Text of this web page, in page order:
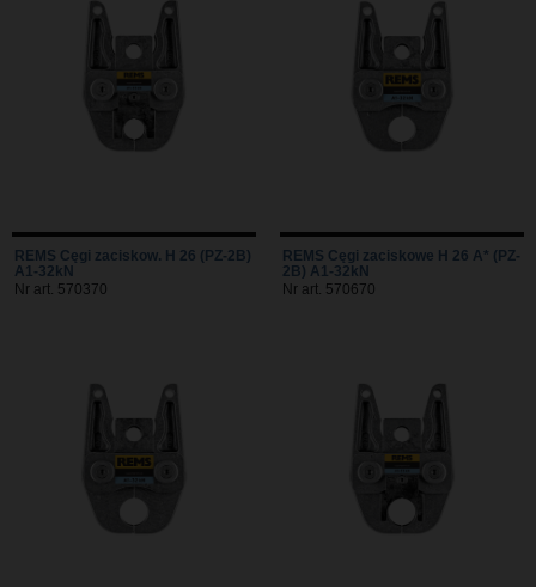
REMS Cęgi zaciskow. H 26 (PZ-2B)
A1-32kN
Nr art. 570370
REMS Cęgi zaciskowe H 26 A* (PZ-
2B) A1-32kN
Nr art. 570670